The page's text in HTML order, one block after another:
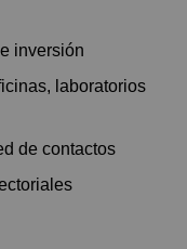
inversión
laboratorios
de contactos